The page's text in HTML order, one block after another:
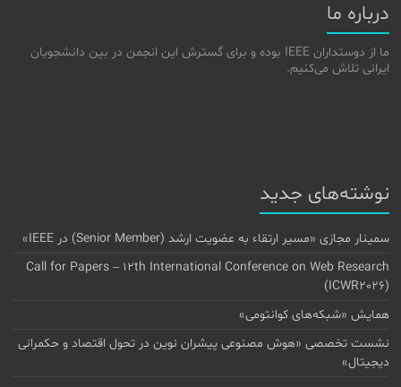
درباره ما
ما از دوستداران IEEE بوده و برای گسترش این انجمن در بین دانشجویان
ایرانی تلاش می‌کنیم.
نوشته‌های جدید
سمینار مجازی «مسیر ارتقاء به عضویت ارشد (Senior Member) در IEEE»
Call for Papers – 12th International Conference on Web Research
(ICWR2026)
همایش «شبکه‌های کوانتومی»
نشست تخصصی «هوش مصنوعی پیشران نوین در تحول اقتصاد و حکمرانی
دیجیتال»